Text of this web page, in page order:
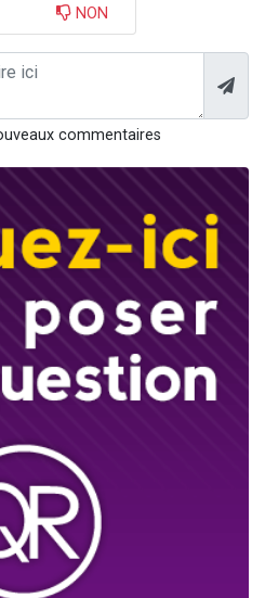
NON
commentaires